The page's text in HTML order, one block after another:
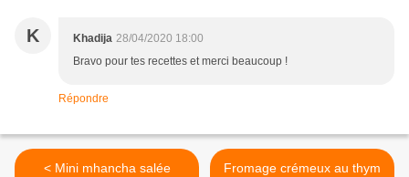
K Khadija 28/04/2020 18:00
Bravo pour tes recettes et merci beaucoup !
Répondre
< Mini mhancha salée
Fromage crémeux au thym